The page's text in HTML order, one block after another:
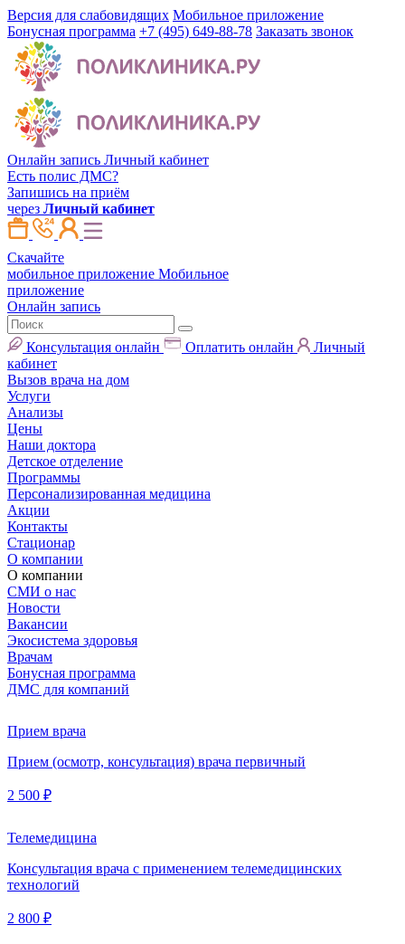
Версия для слабовидящих Мобильное приложение
Бонусная программа +7 (495) 649-88-78 Заказать звонок
Онлайн запись Личный кабинет
Есть полис ДМС?
Запишись на приём
через Личный кабинет
Скачайте
мобильное приложение Мобильное
приложение
Онлайн запись
Консультация онлайн Оплатить онлайн
Личный
кабинет
Вызов врача на дом
Услуги
Анализы
Цены
Наши доктора
Детское отделение
Программы
Персонализированная медицина
Акции
Контакты
Стационар
О компании
О компании
СМИ о нас
Новости
Вакансии
Экосистема здоровья
Врачам
Бонусная программа
ДМС для компаний
Прием врача
Прием (осмотр, консультация) врача первичный
2 500 ₽
Телемедицина
Консультация врача с применением телемедицинских
технологий
2 800 ₽